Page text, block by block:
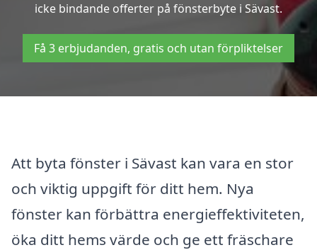
icke bindande offerter på fönsterbyte i Sävast.
Få 3 erbjudanden, gratis och utan förpliktelser
Att byta fönster i Sävast kan vara en stor
och viktig uppgift för ditt hem. Nya
fönster kan förbättra energieffektiviteten,
öka ditt hems värde och ge ett fräschare